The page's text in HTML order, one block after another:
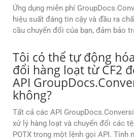
Ứng dụng miễn phí
hiệu suất đáng tin cậy và đầu ra
cầu chuyển đổi của bạn, đảm bảo
Tôi có thể tự động
đổi hàng loạt từ CF2
API
không?
Tất cả các API
xử lý hàng loạt và chuyển đổi các
POTX trong một lệnh gọi API. Tính